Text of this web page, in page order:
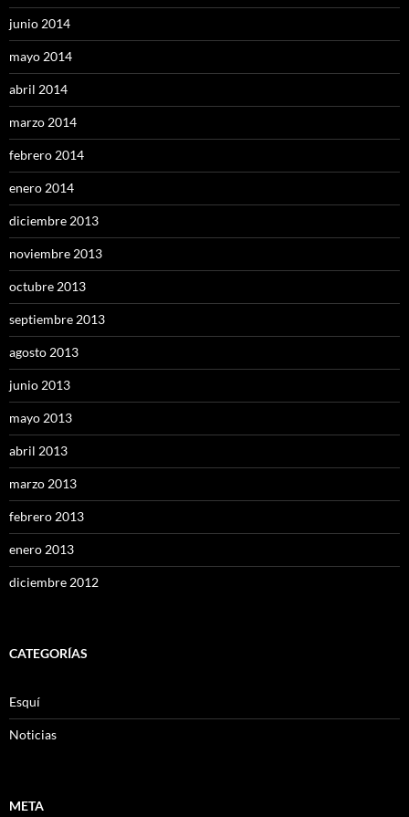
junio 2014
mayo 2014
abril 2014
marzo 2014
febrero 2014
enero 2014
diciembre 2013
noviembre 2013
octubre 2013
septiembre 2013
agosto 2013
junio 2013
mayo 2013
abril 2013
marzo 2013
febrero 2013
enero 2013
diciembre 2012
CATEGORÍAS
Esquí
Noticias
META